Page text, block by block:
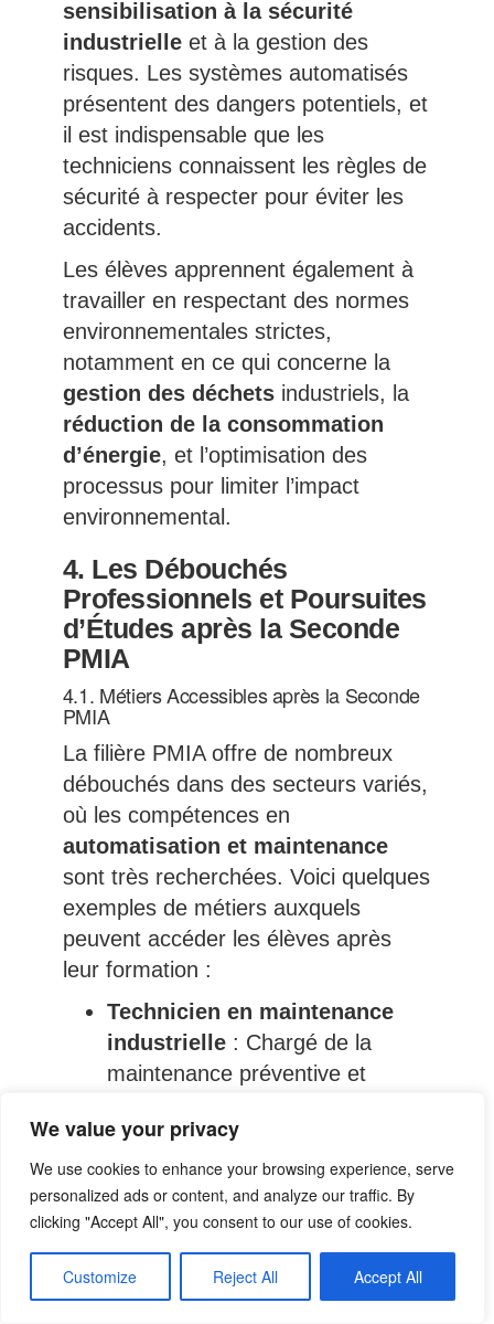
We value your privacy
We use cookies to enhance your browsing experience, serve
personalized ads or content, and analyze our traffic. By
clicking "Accept All", you consent to our use of cookies.
Customize Reject All Accept All
sensibilisation à la sécurité
industrielleet à la gestion des
risques. Les systèmes automatisés
présentent des dangers potentiels, et
il est indispensable que les
techniciens connaissent les règles de
sécurité à respecter pour éviter les
accidents.
Les élèves apprennent également à
travailler en respectant des normes
environnementales strictes,
notamment en ce qui concerne la
gestion des déchetsindustriels, la
réduction de la consommation
d’énergie, et l’optimisation des
processus pour limiter l’impact
environnemental.
4. Les Débouchés
Professionnels et Poursuites
d’Études après la Seconde
PMIA
4.1. Métiers Accessibles après la Seconde
PMIA
La filière PMIA offre de nombreux
débouchés dans des secteurs variés,
où les compétences en
automatisation et maintenance
sont très recherchées. Voici quelques
exemples de métiers auxquels
peuvent accéder les élèves après
leur formation :
Technicien en maintenance
industrielle: Chargé de la
maintenance préventive et
automatisés dans les usines, les
techniciens de maintenance
industrielle sont essentiels pour
assurer la continuité des
processus de production.
Technicien d’exploitation en